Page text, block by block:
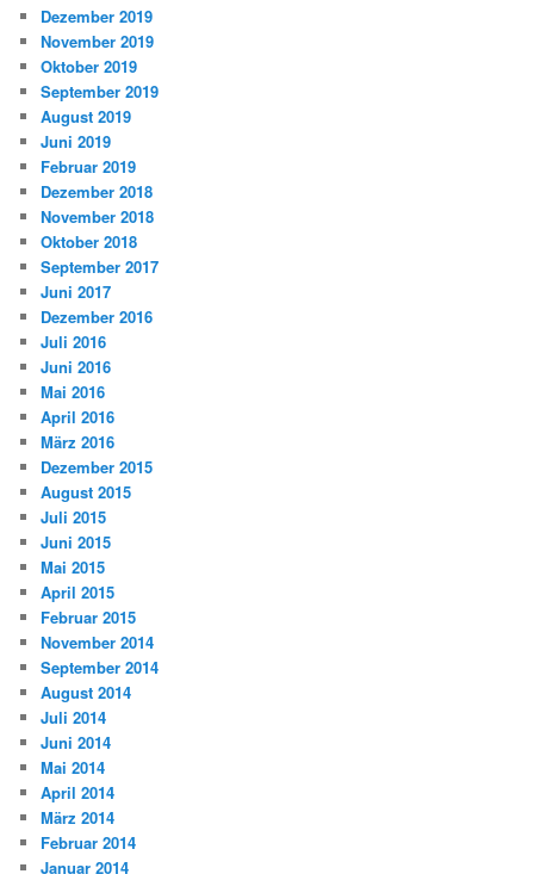
Dezember 2019
November 2019
Oktober 2019
September 2019
August 2019
Juni 2019
Februar 2019
Dezember 2018
November 2018
Oktober 2018
September 2017
Juni 2017
Dezember 2016
Juli 2016
Juni 2016
Mai 2016
April 2016
März 2016
Dezember 2015
August 2015
Juli 2015
Juni 2015
Mai 2015
April 2015
Februar 2015
November 2014
September 2014
August 2014
Juli 2014
Juni 2014
Mai 2014
April 2014
März 2014
Februar 2014
Januar 2014